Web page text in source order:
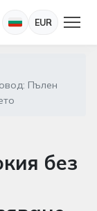
EUR
Пълен
без